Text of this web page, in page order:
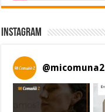
Instagram
@micomuna2